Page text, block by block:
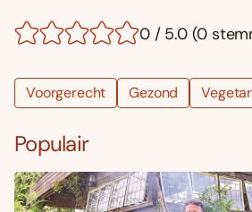
0 / 5.0 (0
Voorgerecht Gezond
Populair